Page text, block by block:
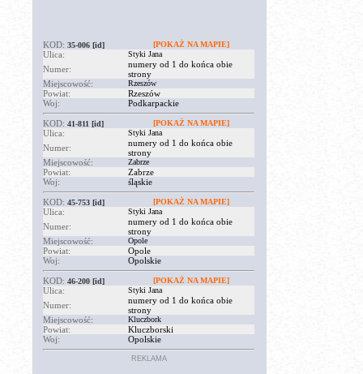
KOD: 35-006 [id] [POKAŻ NA MAPIE]
Ulica: Styki Jana
Numer:
numery od 1 do końca obie
strony
Miejscowość:
Rzeszów
Powiat:
Rzeszów
Woj:
Podkarpackie
KOD: 41-811 [id] [POKAŻ NA MAPIE]
Ulica: Styki Jana
Numer:
numery od 1 do końca obie
strony
Miejscowość:
Zabrze
Powiat:
Zabrze
Woj:
śląskie
KOD: 45-753 [id] [POKAŻ NA MAPIE]
Ulica: Styki Jana
Numer:
numery od 1 do końca obie
strony
Miejscowość:
Opole
Powiat:
Opole
Woj:
Opolskie
KOD: 46-200 [id] [POKAŻ NA MAPIE]
Ulica: Styki Jana
Numer:
numery od 1 do końca obie
strony
Miejscowość:
Kluczbork
Powiat:
Kluczborski
Woj:
Opolskie
REKLAMA